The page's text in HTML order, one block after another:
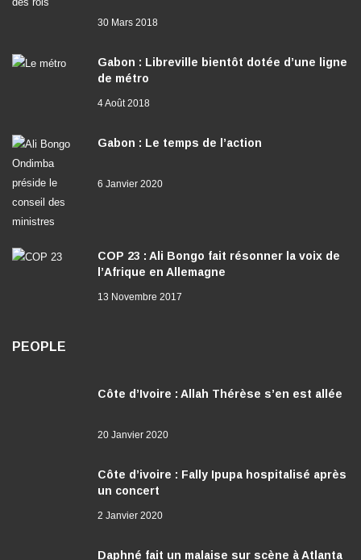
30 Mars 2018
Gabon : Libreville bientôt dotée d’une ligne
de métro
4 Août 2018
Gabon : Le temps de l’action
6 Janvier 2020
COP 23 : Ali Bongo fait résonner la voix de
l’Afrique en Allemagne
13 Novembre 2017
PEOPLE
Côte d’Ivoire : Allah Thérèse s’en est allée
20 Janvier 2020
Côte d’ivoire : Fally Ipupa hospitalisé après
un concert
2 Janvier 2020
Daphné fait un malaise sur scène à Atlanta